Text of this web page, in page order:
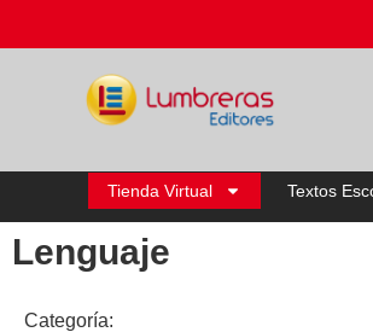
Tienda Virtual Textos
Lenguaje
Categoría: